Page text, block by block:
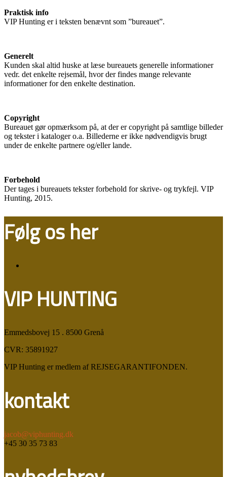
Praktisk info
VIP Hunting er i teksten benævnt som ”bureauet”.
Generelt
Kunden skal altid huske at læse bureauets generelle informationer
vedr. det enkelte rejsemål, hvor der findes mange relevante
informationer for den enkelte destination.
Copyright
Bureauet gør opmærksom på, at der er copyright på samtlige billeder
og tekster i kataloger o.a. Billederne er ikke nødvendigvis brugt
under de enkelte partnere og/eller lande.
Forbehold
Der tages i bureauets tekster forbehold for skrive- og trykfejl. VIP
Hunting, 2015.
Følg os her
VIP HUNTING
Emmedsbovej 15 . 8500 Grenå
CVR: 35891927
VIP Hunting er medlem af REJSEGARANTIFONDEN.
kontakt
jacob@viphunting.dk
+45 30 35 73 83